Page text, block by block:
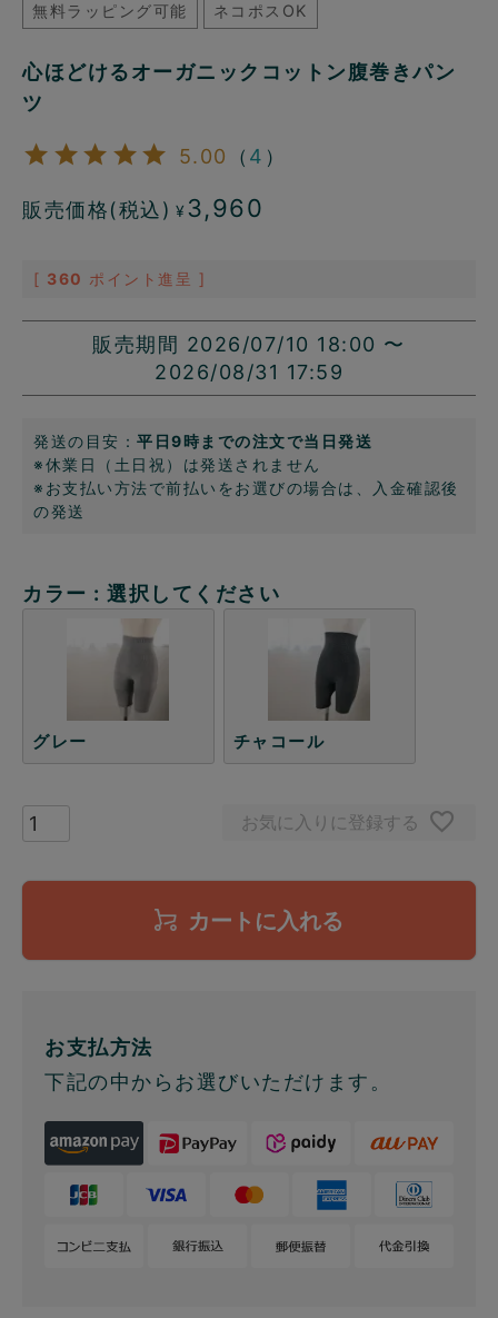
無料ラッピング可能 ネコポスOK
心ほどけるオーガニックコットン腹巻きパン
ツ
5.00 （ 4 ）
販売価格(税込) ¥ 3,960
[ 360 ポイント進呈 ]
販売期間 2026/07/10 18:00 〜
2026/08/31 17:59
発送の目安： 平日9時までの注文で当日発送
※休業日（土日祝）は発送されません
※お支払い方法で前払いをお選びの場合は、入金確認後
の発送
カラー 選択してください
グレー チャコール
お気に入りに登録する
カートに入れる
お支払方法
下記の中からお選びいただけます。